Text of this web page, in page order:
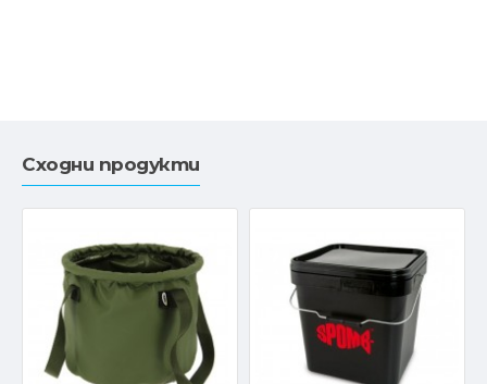
Сходни продукти